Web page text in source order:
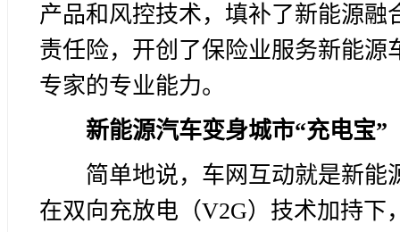
产品和风控技术，填补了新能源
责任险，开创了保险业服务新能
专家的专业能力。
新能源汽车变身城市“充电宝”
简单地说，车网互动就是新能
在双向充放电（V2G）技术加持